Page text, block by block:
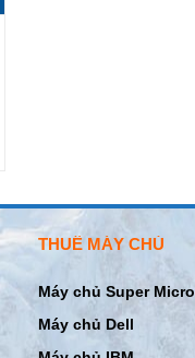
THUÊ MÁY CHỦ
Máy chủ Super Micro
Máy chủ Dell